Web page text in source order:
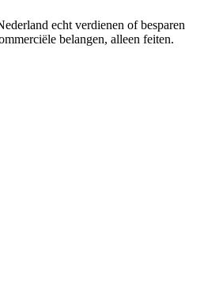
echt verdienen of besparen
belangen, alleen feiten.